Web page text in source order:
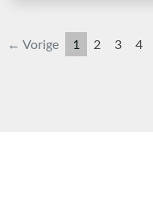
← Vorige 1 2 3 4